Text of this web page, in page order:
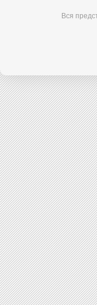
Вся